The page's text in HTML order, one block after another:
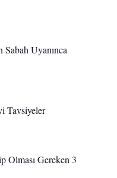
Sabah Uyanınca
Tavsiyeler
Olması Gereken 3